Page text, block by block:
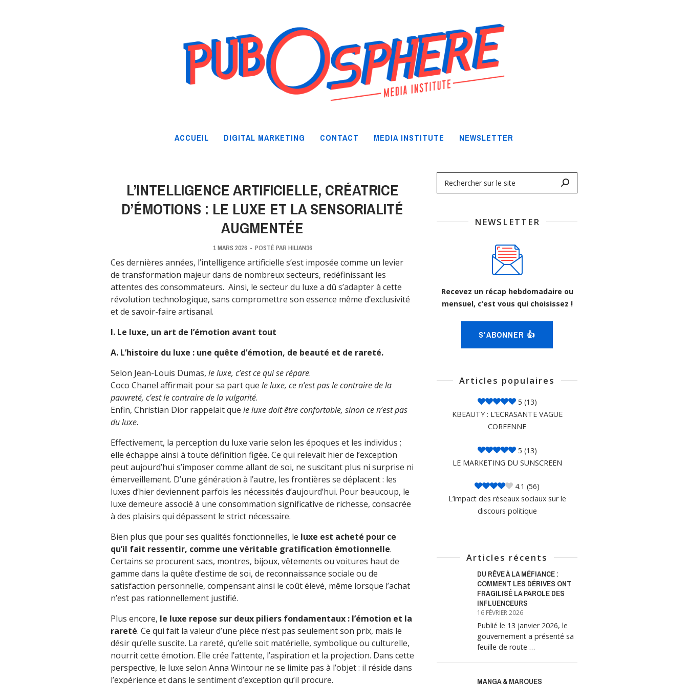
ACCUEIL DIGITAL MARKETING CONTACT MEDIA INSTITUTE NEWSLETTER
L’INTELLIGENCE ARTIFICIELLE, CRÉATRICE
D’ÉMOTIONS : LE LUXE ET LA SENSORIALITÉ
AUGMENTÉE
1 MARS 2026 - POSTÉ PAR HILIAN36
Ces dernières années, l’intelligence artificielle s’est imposée comme un levier
de transformation majeur dans de nombreux secteurs, redéfinissant les
attentes des consommateurs. Ainsi, le secteur du luxe a dû s’adapter à cette
révolution technologique, sans compromettre son essence même d’exclusivité
et de savoir-faire artisanal.
I. Le luxe, un art de l’émotion avant tout
A. L’histoire du luxe : une quête d’émotion, de beauté et de rareté.
Selon Jean-Louis Dumas, le luxe, c’est ce qui se répare.
Coco Chanel affirmait pour sa part que le luxe, ce n’est pas le contraire de la
pauvreté, c’est le contraire de la vulgarité.
Enfin, Christian Dior rappelait que le luxe doit être confortable, sinon ce n’est pas
du luxe.
Effectivement, la perception du luxe varie selon les époques et les individus ;
elle échappe ainsi à toute définition figée. Ce qui relevait hier de l’exception
peut aujourd’hui s’imposer comme allant de soi, ne suscitant plus ni surprise ni
émerveillement. D’une génération à l’autre, les frontières se déplacent : les
luxes d’hier deviennent parfois les nécessités d’aujourd’hui. Pour beaucoup, le
luxe demeure associé à une consommation significative de richesse, consacrée
à des plaisirs qui dépassent le strict nécessaire.
Bien plus que pour ses qualités fonctionnelles, le luxe est acheté pour ce
qu’il fait ressentir, comme une véritable gratification émotionnelle.
Certains se procurent sacs, montres, bijoux, vêtements ou voitures haut de
gamme dans la quête d’estime de soi, de reconnaissance sociale ou de
satisfaction personnelle, compensant ainsi le coût élevé, même lorsque l’achat
n’est pas rationnellement justifié.
Plus encore, le luxe repose sur deux piliers fondamentaux : l’émotion et la
rareté. Ce qui fait la valeur d’une pièce n’est pas seulement son prix, mais le
désir qu’elle suscite. La rareté, qu’elle soit matérielle, symbolique ou culturelle,
nourrit cette émotion. Elle crée l’attente, l’aspiration et la projection. Dans cette
perspective, le luxe selon Anna Wintour ne se limite pas à l’objet : il réside dans
l’expérience et dans le sentiment d’exception qu’il procure.
NEWSLETTER
Recevez un récap hebdomadaire ou
mensuel, c’est vous qui choisissez !
S'ABONNER 👍
Articles populaires
5 (13)
KBEAUTY : L’ECRASANTE VAGUE
COREENNE
5 (13)
LE MARKETING DU SUNSCREEN
4.1 (56)
L’impact des réseaux sociaux sur le
discours politique
Articles récents
DU RÊVE À LA MÉFIANCE :
COMMENT LES DÉRIVES ONT
FRAGILISÉ LA PAROLE DES
INFLUENCEURS
16 FÉVRIER 2026
Publié le 13 janvier 2026, le
gouvernement a présenté sa
feuille de route …
MANGA & MARQUES